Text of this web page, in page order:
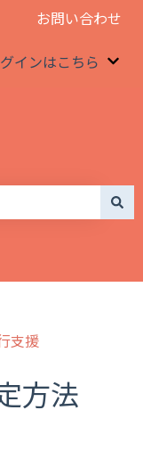
お問い合わせ
インはこちら
支援
方法